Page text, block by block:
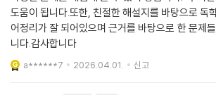
도움이 됩니다.또한, 친절한 해설지를 바탕으로 독
어정리가 잘 되어있으며 근거를 바탕으로 한 문제
니다.감사합니다
a******7 2026.04.01. 신고